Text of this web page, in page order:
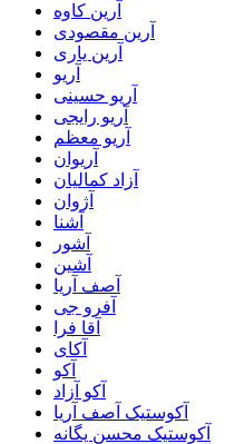
آرین کاوه
آرین مقصودی
آرین یاری
آریو
آریو حسینی
آریو رایجی
آریو معظم
آریوان
آزاد کمالیان
آژوان
آشنا
آشور
آشین
آصف آریا
آفرو جی
آقا فرا
آکای
آکو
آکو آزاد
آکوستیک آصف آریا
آکوستیک محسن یگانه